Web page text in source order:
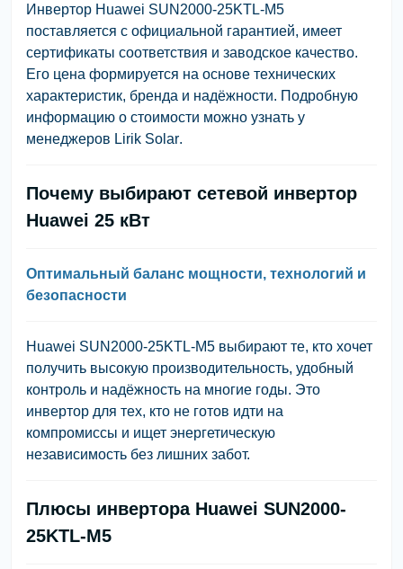
Инвертор Huawei SUN2000-25KTL-M5
поставляется с официальной гарантией, имеет
сертификаты соответствия и заводское качество.
Его цена формируется на основе технических
характеристик, бренда и надёжности. Подробную
информацию о стоимости можно узнать у
менеджеров Lirik Solar.
Почему выбирают сетевой инвертор
Huawei 25 кВт
Оптимальный баланс мощности, технологий и
безопасности
Huawei SUN2000-25KTL-M5 выбирают те, кто хочет
получить высокую производительность, удобный
контроль и надёжность на многие годы. Это
инвертор для тех, кто не готов идти на
компромиссы и ищет энергетическую
независимость без лишних забот.
Плюсы инвертора Huawei SUN2000-
25KTL-M5